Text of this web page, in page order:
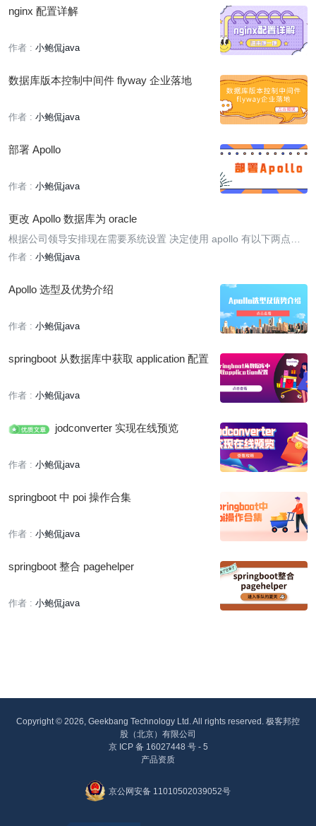
nginx 配置详解
作者 : 小鲍侃java
数据库版本控制中间件 flyway 企业落地
作者 : 小鲍侃java
部署 Apollo
作者 : 小鲍侃java
更改 Apollo 数据库为 oracle
根据公司领导安排现在需要系统设置 决定使用 apollo 有以下两点要
求
作者 : 小鲍侃java
Apollo 选型及优势介绍
作者 : 小鲍侃java
springboot 从数据库中获取 application 配置
作者 : 小鲍侃java
jodconverter 实现在线预览
作者 : 小鲍侃java
springboot 中 poi 操作合集
作者 : 小鲍侃java
springboot 整合 pagehelper
作者 : 小鲍侃java
Copyright © 2026, Geekbang Technology Ltd. All rights reserved. 极客邦控
股（北京）有限公司
京 ICP 备 16027448 号 - 5
产品资质
京公网安备 11010502039052号